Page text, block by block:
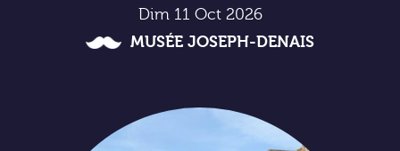
Dim 11 Oct 2026
MUSÉE JOSEPH-DENAIS